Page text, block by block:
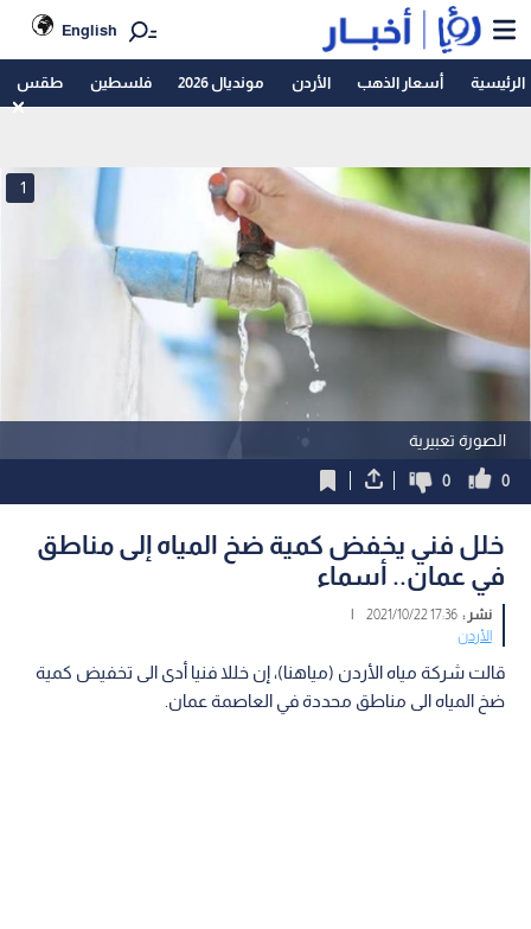
English
الرئيسية أسعار الذهب الأردن مونديال 2026 فلسطين طقس
الصورة تعبيرية
1
0
0
خلل فني يخفض كمية ضخ المياه إلى مناطق
في عمان.. أسماء
نشر :17:36 2021/10/22
|
الأردن
قالت شركة مياه الأردن (مياهنا)، إن خللا فنيا أدى الى تخفيض كمية
ضخ المياه الى مناطق محددة في العاصمة عمان.